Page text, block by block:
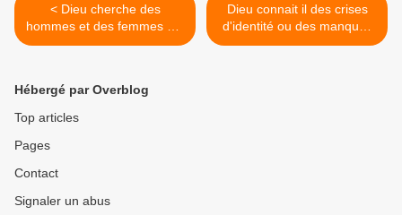
< Dieu cherche des
hommes et des femmes sur
qui jeter un manteau
Dieu connait il des crises
d'identité ou des manques
? (suite) >
Hébergé par Overblog
Top articles
Pages
Contact
Signaler un abus